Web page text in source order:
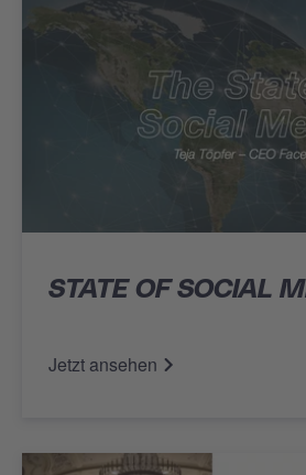
STATE OF SOCIAL
Jetzt ansehen